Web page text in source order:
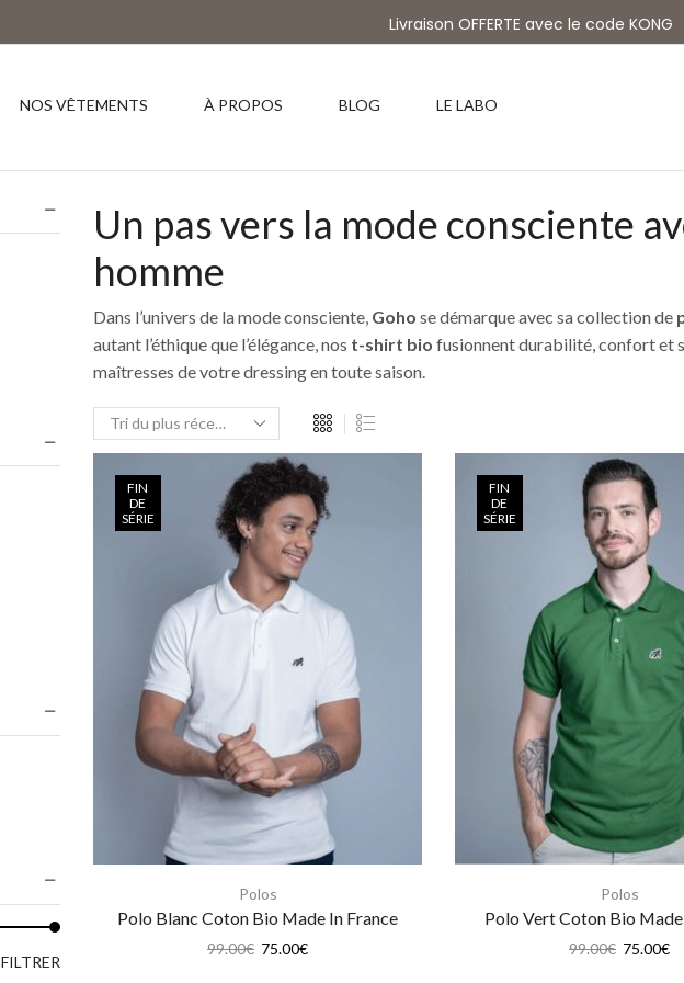
Livraison OFFERTE avec le code KONG
NOS VÊTEMENTS À PROPOS BLOG LE LABO
Un pas vers la mode consciente
homme
Dans l’univers de la mode consciente, Goho se démarque avec sa collection de
autant l’éthique que l’élégance, nos t-shirt bio fusionnent durabilité, confort et
maîtresses de votre dressing en toute saison.
FIN
DE
SÉRIE
Polos
Polo Blanc Coton Bio Made In France
99.00€ 75.00€
FIN
DE
SÉRIE
Polos
Polo Vert Coton Bio
99.00€ 75.00€
FILTRER